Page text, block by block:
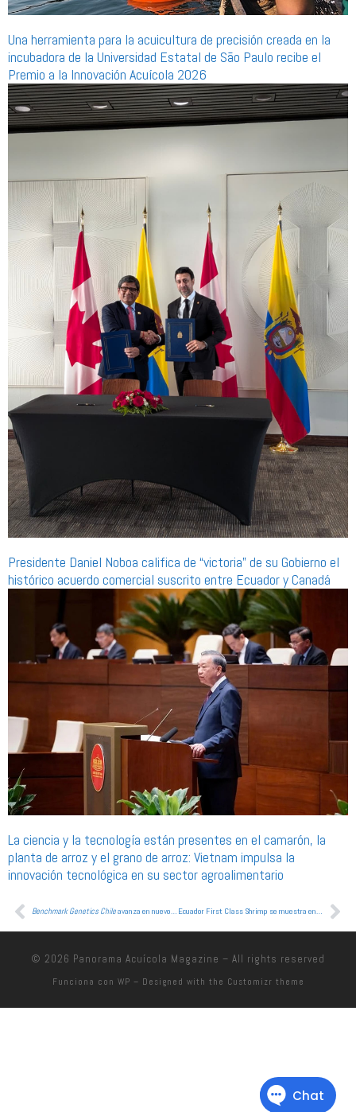
Una herramienta para la acuicultura de precisión creada en la
incubadora de la Universidad Estatal de São Paulo recibe el
Premio a la Innovación Acuícola 2026
Presidente Daniel Noboa califica de “victoria” de su Gobierno el
histórico acuerdo comercial suscrito entre Ecuador y Canadá
La ciencia y la tecnología están presentes en el camarón, la
planta de arroz y el grano de arroz: Vietnam impulsa la
innovación tecnológica en su sector agroalimentario
Benchmark Genetics Chileavanza en nuevos servicios genéticos y estuvo en LACQUA 2025 Ecuador First Class Shrimp se muestra en la XXVI edición de la Feria Conxemar de Vigo, en España
© 2026 Panorama Acuícola Magazine – All rights reserved
Funciona con WP – Designed with the Customizr theme